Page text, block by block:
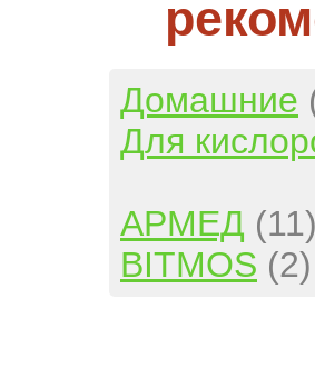
Домашние
Для
АРМЕД
BITMOS (2)